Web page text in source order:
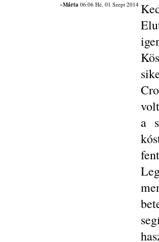
~Márta06:06 Hé, 01 Szept 2014
a